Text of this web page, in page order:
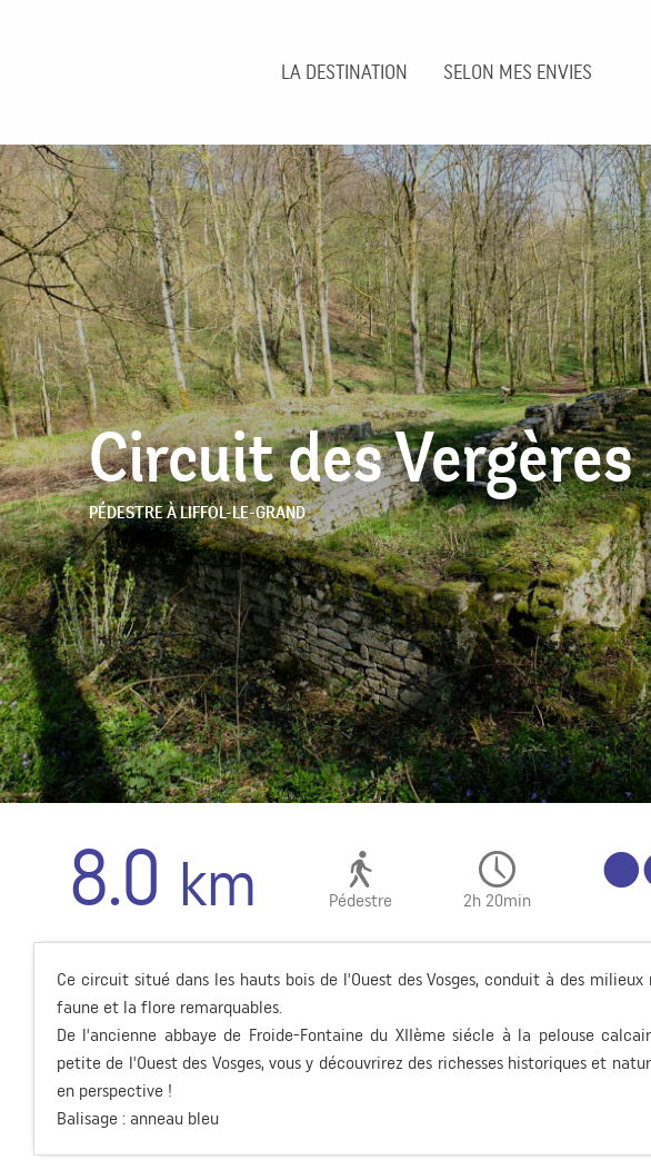
LA DESTINATION SELON MES ENVIES
Circuit des Vergères
PÉDESTREÀ LIFFOL-LE-GRAND
8.0 km Pédestre 2h 20min
Ce circuit situé dans les hauts bois de l'Ouest des Vosges, conduit à des milieux
faune et la flore remarquables.
De l'ancienne abbaye de Froide-Fontaine du XIIème siécle à la pelouse
petite de l'Ouest des Vosges, vous y découvrirez des richesses historiques et
en perspective !
Balisage : anneau bleu